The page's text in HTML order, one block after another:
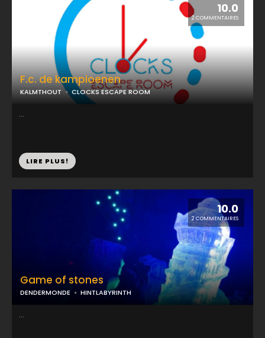
10.0
2 COMMENTAIRES
F.c. de kampioenen
KALMTHOUT CLOCKS ESCAPE ROOM
...
LIRE PLUS!
10.0
2 COMMENTAIRES
Game of stones
DENDERMONDE HINTLABYRINTH
...